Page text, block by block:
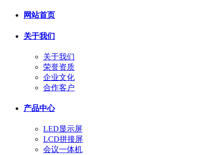
网站首页
关于我们
关于我们
荣誉资质
企业文化
合作客户
产品中心
LED显示屏
LCD拼接屏
会议一体机